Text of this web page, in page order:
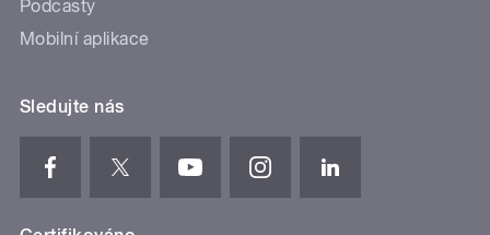
Podcasty
Mobilní aplikace
Sledujte nás